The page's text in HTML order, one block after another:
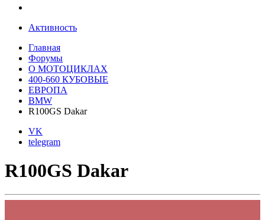
Активность
Главная
Форумы
О МОТОЦИКЛАХ
400-660 КУБОВЫЕ
ЕВРОПА
BMW
R100GS Dakar
VK
telegram
R100GS Dakar